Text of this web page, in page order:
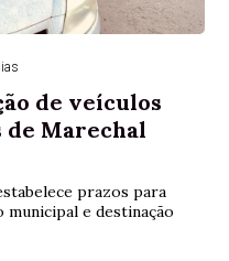
de veículos
de Marechal
prazos para
e destinação